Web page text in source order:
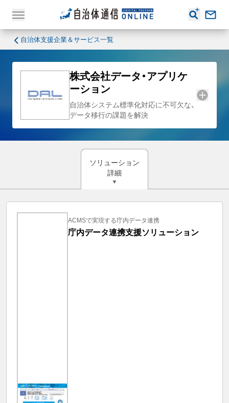
自治体支援企業＆サービス一覧
株式会社データ・アプリケ
ーション
自治体システム標準化対応に不可欠な、
データ移行の課題を解決
ソリューション
詳細
ACMSで実現する庁内データ連携
庁内データ連携支援ソリューション